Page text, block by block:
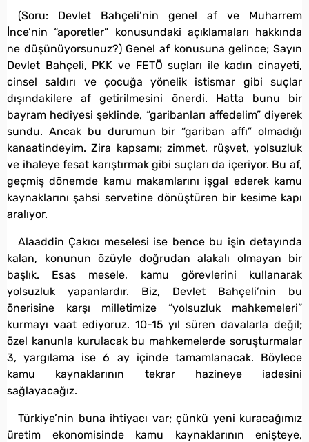
(Soru: Devlet Bahçeli’nin genel af ve Muharrem
İnce’nin “aporetler” konusundaki açıklamaları hakkında
ne düşünüyorsunuz?) Genel af konusuna gelince; Sayın
Devlet Bahçeli, PKK ve FETÖ suçları ile kadın cinayeti,
cinsel saldırı ve çocuğa yönelik istismar gibi suçlar
dışındakilere af getirilmesini önerdi. Hatta bunu bir
bayram hediyesi şeklinde, “garibanları affedelim” diyerek
sundu. Ancak bu durumun bir “gariban affı” olmadığı
kanaatindeyim. Zira kapsamı; zimmet, rüşvet, yolsuzluk
ve ihaleye fesat karıştırmak gibi suçları da içeriyor. Bu af,
geçmiş dönemde kamu makamlarını işgal ederek kamu
kaynaklarını şahsi servetine dönüştüren bir kesime kapı
aralıyor.
Alaaddin Çakıcı meselesi ise bence bu işin detayında
kalan, konunun özüyle doğrudan alakalı olmayan bir
başlık. Esas mesele, kamu görevlerini kullanarak
yolsuzluk yapanlardır. Biz, Devlet Bahçeli’nin bu
önerisine karşı milletimize “yolsuzluk mahkemeleri”
kurmayı vaat ediyoruz. 10-15 yıl süren davalarla değil;
özel kanunla kurulacak bu mahkemelerde soruşturmalar
3, yargılama ise 6 ay içinde tamamlanacak. Böylece
kamu kaynaklarının tekrar hazineye iadesini
sağlayacağız.
Türkiye’nin buna ihtiyacı var; çünkü yeni kuracağımız
üretim ekonomisinde kamu kaynaklarının enişteye,